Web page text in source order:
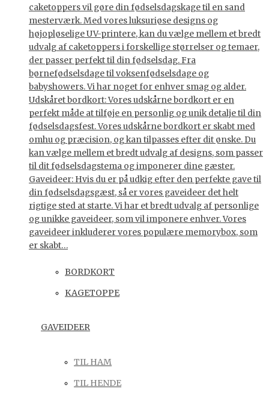
caketoppers vil gøre din fødselsdagskage til en sand
mesterværk. Med vores luksuriøse designs og
højopløselige UV-printere, kan du vælge mellem et bredt
udvalg af caketoppers i forskellige størrelser og temaer,
der passer perfekt til din fødselsdag. Fra
børnefødselsdage til voksenfødselsdage og
babyshowers. Vi har noget for enhver smag og alder.
Udskåret bordkort: Vores udskårne bordkort er en
perfekt måde at tilføje en personlig og unik detalje til din
fødselsdagsfest. Vores udskårne bordkort er skabt med
omhu og præcision, og kan tilpasses efter dit ønske. Du
kan vælge mellem et bredt udvalg af designs, som passer
til dit fødselsdagstema og imponerer dine gæster.
Gaveideer: Hvis du er på udkig efter den perfekte gave til
din fødselsdagsgæst, så er vores gaveideer det helt
rigtige sted at starte. Vi har et bredt udvalg af personlige
og unikke gaveideer, som vil imponere enhver. Vores
gaveideer inkluderer vores populære memorybox, som
er skabt…
BORDKORT
KAGETOPPE
GAVEIDEER
TIL HAM
TIL HENDE